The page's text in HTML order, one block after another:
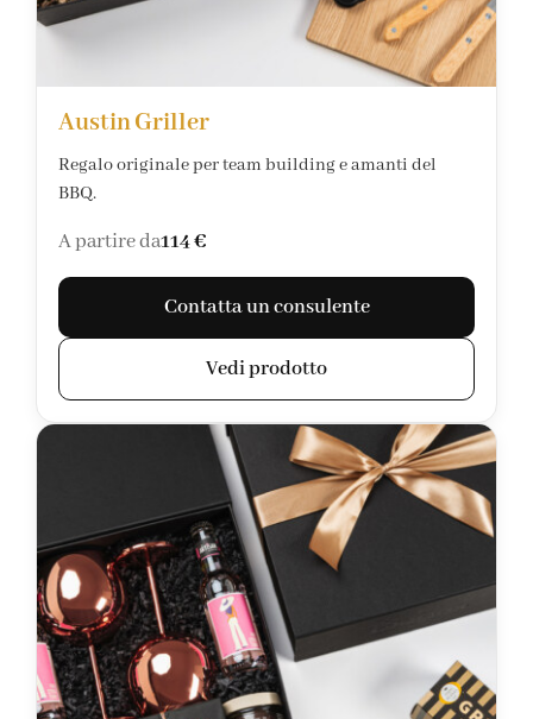
Austin Griller
Regalo originale per team building e amanti del
BBQ.
A partire da114 €
Contatta un consulente
Vedi prodotto